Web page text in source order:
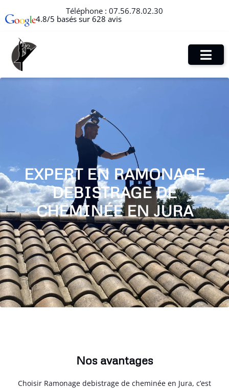
Téléphone : 07.56.78.02.30
4.8/5 basés sur 628 avis
EXPERT EN RAMONAGE
DEBISTRAGE DE
CHEMINÉE EN JURA
Nos avantages
Choisir Ramonage debistrage de cheminée en Jura, c’est